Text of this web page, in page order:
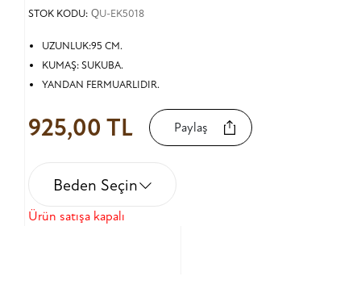
STOK KODU: QU-EK5018
UZUNLUK:95 CM.
KUMAŞ: SUKUBA.
YANDAN FERMUARLIDIR.
925,00 TL Paylaş
Beden Seçin
Ürün satışa kapalı